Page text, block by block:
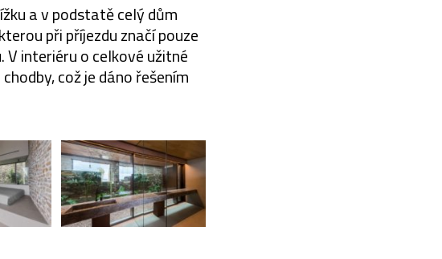
a v podstatě celý dům
při příjezdu značí pouze
interiéru o celkové užitné
což je dáno řešením